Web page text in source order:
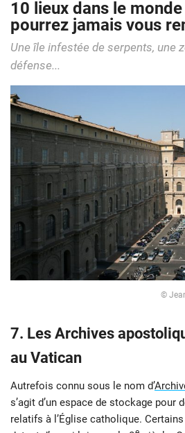
10 lieux dans le
pourrez jamais vous
Une île infestée de serpents, une
défense...
©
7. Les Archives
au Vatican
Autrefois connu sous le nom d’
s’agit d’un espace de stockage pour
relatifs à l’Église catholique.